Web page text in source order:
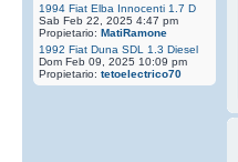
1994 Fiat Elba Innocenti 1.7 D
Sab Feb 22, 2025 4:47 pm
Propietario: MatiRamone
1992 Fiat Duna SDL 1.3 Diesel
Dom Feb 09, 2025 10:09 pm
Propietario: tetoelectrico70